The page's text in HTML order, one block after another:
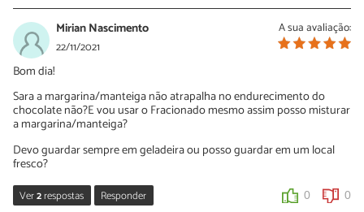
20/12/2021
Oi Larissa, para garantir que o pirulito fica gostoso use um
chocolate de boa qualidade e, se preferência, fracionado (não
derreterá tão depressa depois de pronto).
0
A sua avaliação:
Mirian Nascimento
22/11/2021
Bom dia!
Sara a margarina/manteiga não atrapalha no endurecimento do
chocolate não?E vou usar o Fracionado mesmo assim posso misturar
a margarina/manteiga?
Devo guardar sempre em geladeira ou posso guardar em um local
fresco?
Ver2respostas Responder 0 0